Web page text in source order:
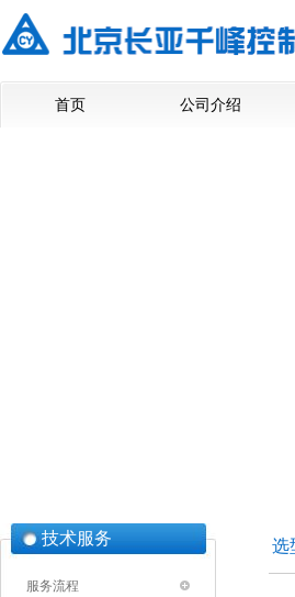
首页 公司介绍
服务流程
技术服务 选